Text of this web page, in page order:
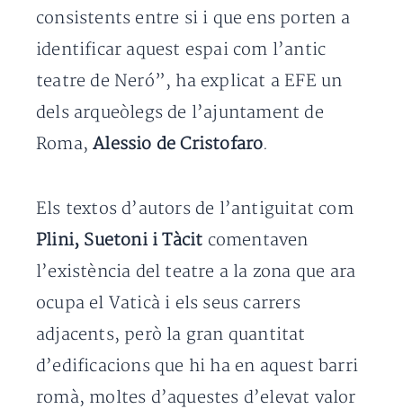
consistents entre si i que ens porten a
identificar aquest espai com l’antic
teatre de Neró”, ha explicat a EFE un
dels arqueòlegs de l’ajuntament de
Roma,Alessio de Cristofaro.
Els textos d’autors de l’antiguitat com
Plini, Suetoni i Tàcit comentaven
l’existència del teatre a la zona que ara
ocupa el Vaticà i els seus carrers
adjacents, però la gran quantitat
d’edificacions que hi ha en aquest barri
romà, moltes d’aquestes d’elevat valor